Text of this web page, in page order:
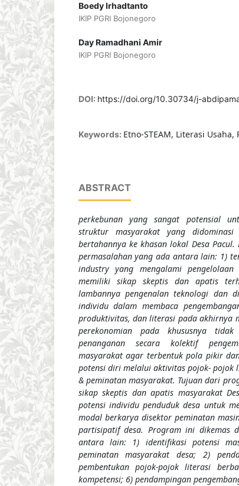
Boedy Irhadtanto
IKIP PGRI Bojonegoro
Day Ramadhani Amir
IKIP PGRI Bojonegoro
DOI: https://doi.org/10.30734/j-
Keywords: Etno-STEAM, Literasi
ABSTRACT
perkebunan yang sangat potensial
struktur masyarakat yang
bertahannya ke khasan lokal Desa
permasalahan yang ada antara lain: 1)
industry yang mengalami
memiliki sikap skeptis dan apatis
lambannya pengenalan teknologi dan
individu dalam membaca
produktivitas, dan literasi pada akhirnya
perekonomian pada khususnya
penanganan secara kolektif
masyarakat agar terbentuk pola pikir
potensi diri melalui aktivitas pojok- pojok
& peminatan masyarakat. Tujuan dari
sikap skeptis dan apatis masyarakat
potensi individu penduduk desa untuk
modal berkarya disektor peminatan
partisipatif desa. Program ini dikemas
antara lain: 1) identifikasi potensi
peminatan masyarakat desa; 2)
pembentukan pojok-pojok literasi
kompetensi; 6) pendampingan